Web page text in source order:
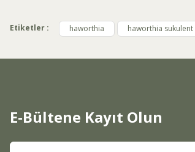
Ürün açıklamasında eksik bilgiler
Ürün bilgilerinde hatalar bulunuyor.
Etiketler : haworthia haworthia sukulent
E-Bültene Kayıt Olun